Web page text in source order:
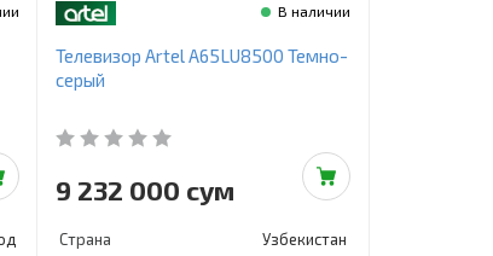
В наличии
Телевизор Artel A65LU8500 Темно-
серый
9 232 000 сум
Страна
Узбекистан